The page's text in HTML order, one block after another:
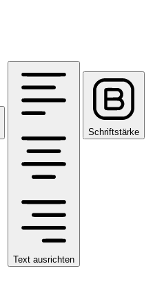
Text ausrichten
Schriftstärke